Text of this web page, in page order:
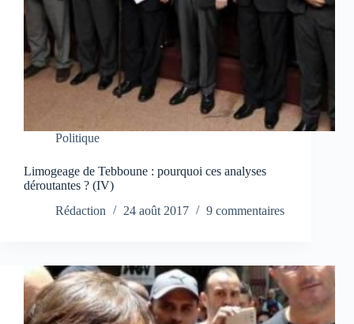
Politique
Limogeage de Tebboune : pourquoi ces analyses
déroutantes ? (IV)
Rédaction
24 août 2017 9 commentaires